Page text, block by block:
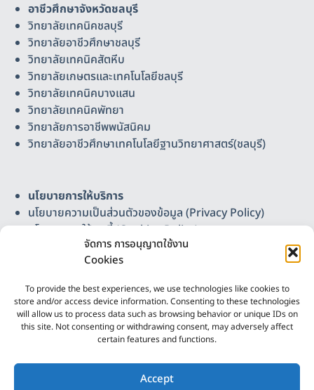
จัดการ การอนุญาตใช้งาน
Cookies
To provide the best experiences, we use technologies like cookies to
store and/or access device information. Consenting to these technologies
will allow us to process data such as browsing behavior or unique IDs on
this site. Not consenting or withdrawing consent, may adversely affect
certain features and functions.
Accept
อาชีวศึกษาจังหวัดชลบุรี
วิทยาลัยเทคนิคชลบุรี
วิทยาลัยอาชีวศึกษาชลบุรี
วิทยาลัยเทคนิคสัตหีบ
วิทยาลัยเกษตรและเทคโนโลยีชลบุรี
วิทยาลัยเทคนิคบางแสน
วิทยาลัยเทคนิคพัทยา
วิทยาลัยการอาชีพพนัสนิคม
วิทยาลัยอาชีวศึกษาเทคโนโลยีฐานวิทยาศาสตร์(ชลบุรี)
นโยบายการให้บริการ
นโยบายความเป็นส่วนตัวของข้อมูล (Privacy Policy)
นโยบายการใช้คุกกี้ (Cookies Policy)
แผนผังเว็บไซต์
วิทยาลัยอาชีวศึกษาเทคโนโลยีฐานวิทยาศาสตร์ (ชลบุรี)
Science-Based Technology Vocational College
(Chonburi)
เลขที่ 37 หมู่ 3 ต.บ้านเก่า อ.พานทอง จ.ชลบุรี 20160
โทรศัพท์ 086-4165307, 038-447241 โทรสาร 038-
447243 อีเมล chonburi.sbtvc@gmail.com